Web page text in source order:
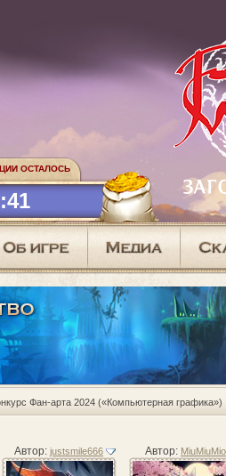
ОСТАЛОСЬ
Фан-арта 2024 («Компьютерная графика»)
Автор: justsmile666 Автор: MiuMiuMio